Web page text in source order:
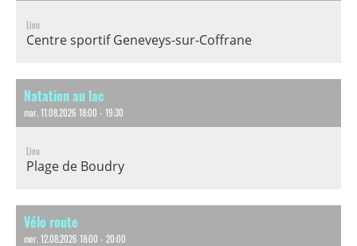
Lieu
Centre sportif Geneveys-sur-Coffrane
Natation au lac
mar. 11.08.2026 18:00 - 19:30
Lieu
Plage de Boudry
Vélo route
mer. 12.08.2026 18:00 - 20:00